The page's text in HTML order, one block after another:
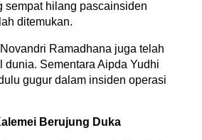
sempat hilang pascainsiden
ditemukan.
Ramadhana juga telah
dunia. Sementara Aipda Yudhi
gugur dalam insiden operasi
Berujung Duka